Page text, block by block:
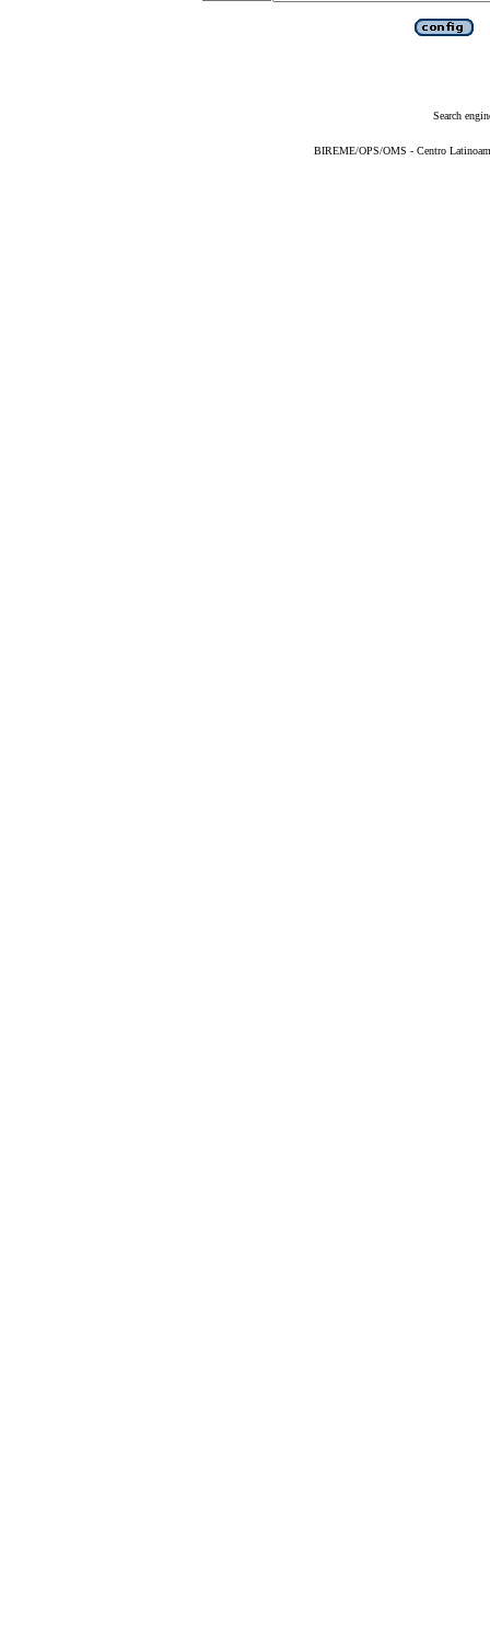
Search
BIREME/OPS/OMS - Centro